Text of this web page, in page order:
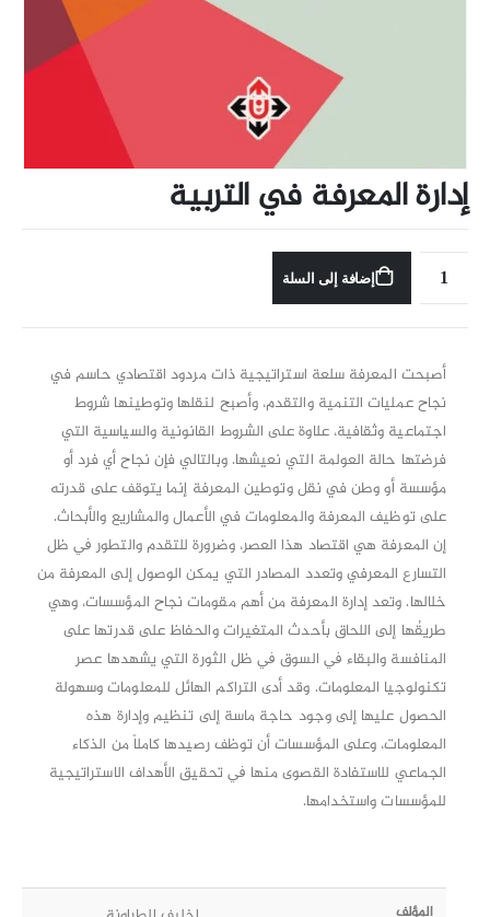
إدارة المعرفة في التربية
إضافة إلى السلة
أصبحت المعرفة سلعة استراتيجية ذات مردود اقتصادي حاسم في
نجاح عمليات التنمية والتقدم، وأصبح لنقلها وتوطينها شروط
اجتماعية وثقافية، علاوة على الشروط القانونية والسياسية التي
فرضتها حالة العولمة التي نعيشها. وبالتالي فإن نجاح أي فرد أو
مؤسسة أو وطن في نقل وتوطين المعرفة إنما يتوقف على قدرته
على توظيف المعرفة والمعلومات في الأعمال والمشاريع والأبحاث.
إن المعرفة هي اقتصاد هذا العصر، وضرورة للتقدم والتطور ﰲ ظل
التسارع المعرفي وتعدد المصادر التي يمكن الوصول إلى المعرفة من
خلالها. وتعد إدارة المعرفة من أهم مقومات نجاح المؤسسات، وهي
طريقُها إلى اللحاق بأحدث المتغيرات والحفاظ على قدرتها على
المنافسة والبقاء ﰲ السوق ﰲ ظل الثورة التي يشهدها عصر
تكنولوجيا المعلومات. وقد أدى التراكم الهائل للمعلومات وسهولة
الحصول عليها إلى وجود حاجة ماسة إلى تنظيم وإدارة هذه
المعلومات، وعلى المؤسسات أن توظف رصيدها كاملاً من الذكاء
الجماعي للاستفادة القصوى منها ﰲ تحقيق الأهداف الاستراتيجية
للمؤسسات واستخدامها.
المؤلف